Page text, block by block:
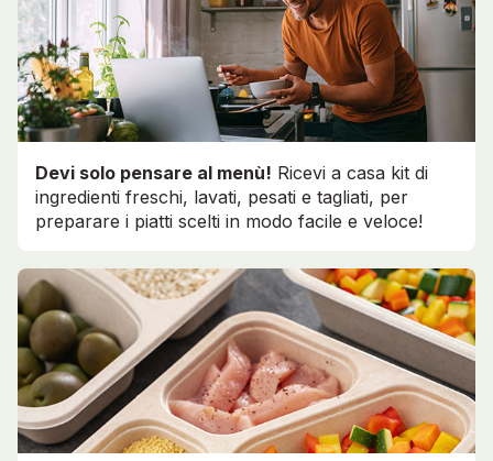
Devi solo pensare al menù! Ricevi a casa kit di
ingredienti freschi, lavati, pesati e tagliati, per
preparare i piatti scelti in modo facile e veloce!